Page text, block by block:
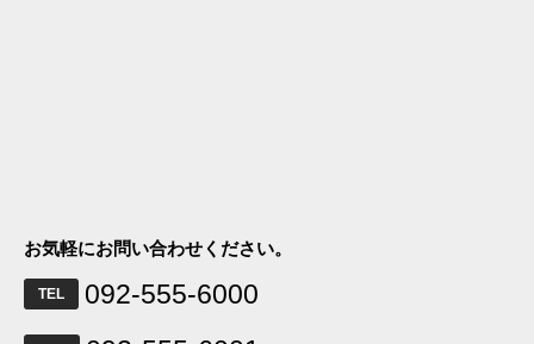
お気軽にお問い合わせください。
TEL 092-555-6000